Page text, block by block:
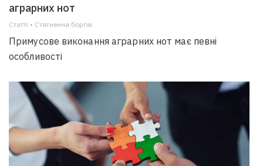
аграрних нот
Статті • Стягнення боргiв
Примусове виконання аграрних нот має певні
особливості